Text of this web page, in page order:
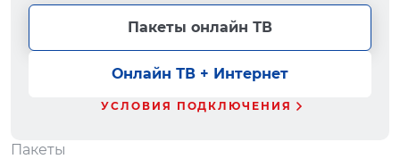
Пакеты онлайн ТВ
Онлайн ТВ + Интернет
УСЛОВИЯ ПОДКЛЮЧЕНИЯ
Пакеты